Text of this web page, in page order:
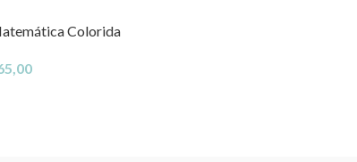
Colorida